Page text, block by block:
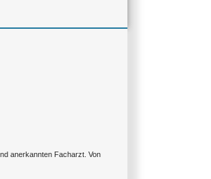
anerkannten Facharzt. Von